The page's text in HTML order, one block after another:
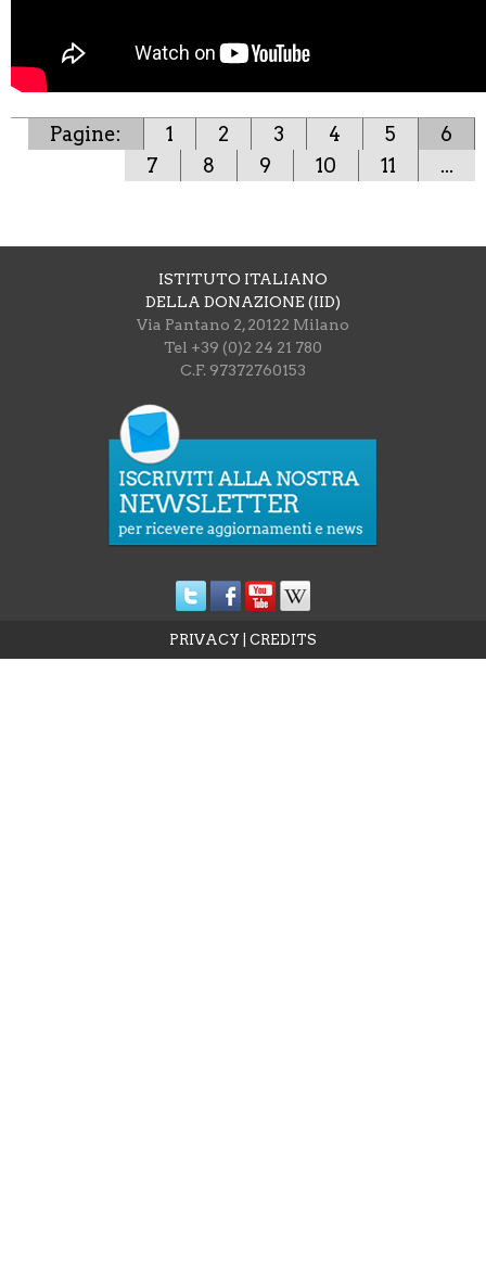
Pagine: 1 2 3 4 5
6
7
8 9 10 11 ...
ISTITUTO ITALIANO
DELLA DONAZIONE (IID)
Via Pantano 2, 20122 Milano
Tel +39 (0)2 24 21 780
C.F. 97372760153
PRIVACY CREDITS